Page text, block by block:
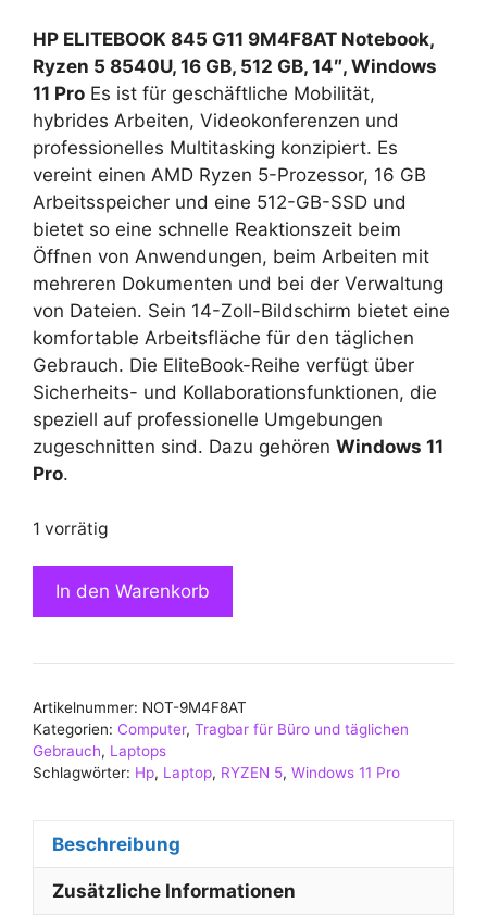
HP ELITEBOOK 845 G11 9M4F8AT Notebook,
Ryzen 5 8540U, 16 GB, 512 GB, 14″, Windows
11 Pro Es ist für geschäftliche Mobilität,
hybrides Arbeiten, Videokonferenzen und
professionelles Multitasking konzipiert. Es
vereint einen AMD Ryzen 5-Prozessor, 16 GB
Arbeitsspeicher und eine 512-GB-SSD und
bietet so eine schnelle Reaktionszeit beim
Öffnen von Anwendungen, beim Arbeiten mit
mehreren Dokumenten und bei der Verwaltung
von Dateien. Sein 14-Zoll-Bildschirm bietet eine
komfortable Arbeitsfläche für den täglichen
Gebrauch. Die EliteBook-Reihe verfügt über
Sicherheits- und Kollaborationsfunktionen, die
speziell auf professionelle Umgebungen
zugeschnitten sind. Dazu gehören Windows 11
Pro.
1 vorrätig
HP
845
9M4F8AT
Ryzen
5
512GB
Windows
In den Warenkorb
Artikelnummer: NOT-9M4F8AT
Kategorien: Computer, Tragbar für Büro und täglichen
Gebrauch, Laptops
Schlagwörter: Hp, Laptop, RYZEN 5, Windows 11 Pro
Beschreibung
Zusätzliche Informationen